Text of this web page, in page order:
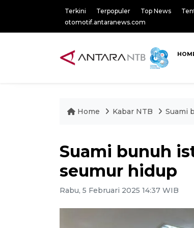
Terkini Terpopuler Top News
otomotif.antaranews.com
Home Kabar NTB Suami
Suami bunuh
seumur hidup
Rabu, 5 Februari 2025 14:37 WIB